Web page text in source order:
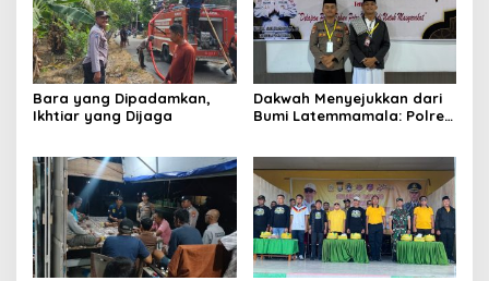
Bara yang Dipadamkan,
Ikhtiar yang Dijaga
Dakwah Menyejukkan dari
Bumi Latemmamala: Polres
Polda Sulsel